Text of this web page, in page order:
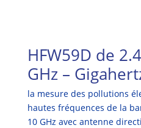
HFW59D de
GHz –
la mesure des pollutions
hautes fréquences de la
10 GHz avec antenne